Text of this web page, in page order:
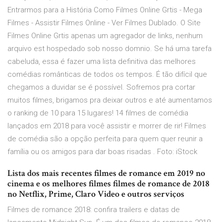
Entrarmos para a História Como Filmes Online Grtis - Mega
Filmes - Assistir Filmes Online - Ver Filmes Dublado. O Site
Filmes Online Grtis apenas um agregador de links, nenhum
arquivo est hospedado sob nosso domnio. Se há uma tarefa
cabeluda, essa é fazer uma lista definitiva das melhores
comédias românticas de todos os tempos. É tão difícil que
chegamos a duvidar se é possível. Sofremos pra cortar
muitos filmes, brigamos pra deixar outros e até aumentamos
o ranking de 10 para 15 lugares! 14 filmes de comédia
lançados em 2018 para você assistir e morrer de rir! Filmes
de comédia são a opção perfeita para quem quer reunir a
família ou os amigos para dar boas risadas . Foto: iStock
Lista dos mais recentes filmes de romance em 2019 no
cinema e os melhores filmes filmes de romance de 2018
no Netflix, Prime, Claro Video e outros serviços
Filmes de romance 2018: confira trailers e datas de